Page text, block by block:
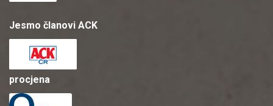
Jesmo članovi ACK
procjena